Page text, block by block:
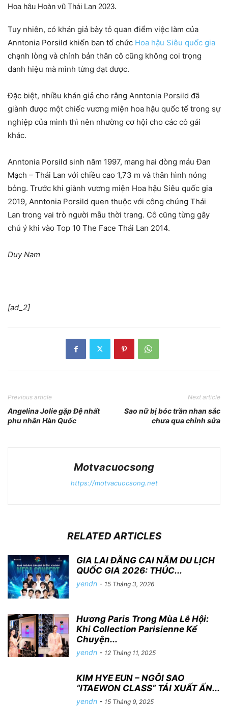
Hoa hậu Hoàn vũ Thái Lan 2023.
Tuy nhiên, có khán giả bày tỏ quan điểm việc làm của
Anntonia Porsild khiến ban tổ chức Hoa hậu Siêu quốc gia
chạnh lòng và chính bản thân cô cũng không coi trọng
danh hiệu mà mình từng đạt được.
Đặc biệt, nhiều khán giả cho rằng Anntonia Porsild đã
giành được một chiếc vương miện hoa hậu quốc tế trong sự
nghiệp của mình thì nên nhường cơ hội cho các cô gái
khác.
Anntonia Porsild sinh năm 1997, mang hai dòng máu Đan
Mạch – Thái Lan với chiều cao 1,73 m và thân hình nóng
bỏng. Trước khi giành vương miện Hoa hậu Siêu quốc gia
2019, Anntonia Porsild quen thuộc với công chúng Thái
Lan trong vai trò người mẫu thời trang. Cô cũng từng gây
chú ý khi vào Top 10 The Face Thái Lan 2014.
Duy Nam
[ad_2]
Previous article
Angelina Jolie gặp Đệ nhất
phu nhân Hàn Quốc
Next article
Sao nữ bị bóc trần nhan sắc
chưa qua chỉnh sửa
Motvacuocsong
https://motvacuocsong.net
RELATED ARTICLES
GIA LAI ĐĂNG CAI NĂM DU LỊCH
QUỐC GIA 2026: THÚC...
yendn - 15 Tháng 3, 2026
Hương Paris Trong Mùa Lễ Hội:
Khi Collection Parisienne Kể
Chuyện...
yendn - 12 Tháng 11, 2025
KIM HYE EUN – NGÔI SAO
“ITAEWON CLASS” TÁI XUẤT ẤN...
yendn - 15 Tháng 9, 2025